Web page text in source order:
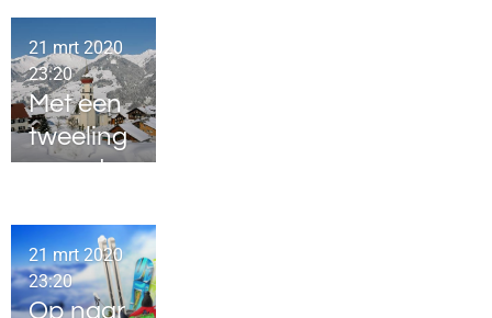
Met een
tweeling
naar de
do or
don't?
21 mrt 2020
23:20
Op naar
21 mrt 2020
23:20